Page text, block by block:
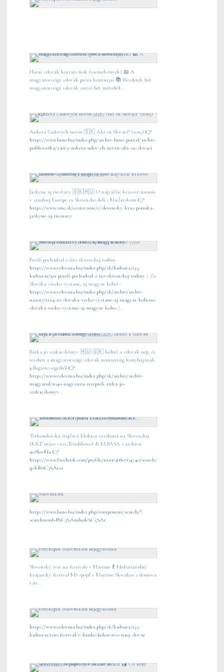
Hazai szlovák kortárs írók (szemelvények) 📖 A
magyarországi szlovák próza kontúrjai 📚 Részletek hét
magyarországi szlovák szerző hét művéből...
Anketa Ľudových novín 🇸🇰 Akí sú Slováci? (2015) 👉
https://www.luno.hu/index.php/archiv-luno-portal/archiv-
publicistika/23063-anketa-udov-ch-novin-aki-su-slovaci
Jaskyne aj tiesňavy 🇸🇰🇭🇺 O najväčšie krasové územie
v strednej Európe sa Slovensko delí s Maďarskom 👉
https://www.sme.sk/cestovanie/c/slovensky-kras-ponuka-
jaskyne-aj-tiesnavy
Petőfi pochádzal z číro slovenskej rodiny -
https://www.oslovma.hu/index.php/sk/kultura/155-
kultura1/921-petofi-pochadzal-z-iro-slovenskej-rodiny / Zo
Slováka všecko vystane, aj magyar költő -
https://www.oslovma.hu/index.php/sk/archiv/archiv-
nazory/1224-zo-slovaka-vecko-vystane-aj-magyar-koltozo-
slovaka-vecko-vystane-aj-magyar-kolto /...
Ritka jó szakácskönyv 🇭🇺 🇸🇰 Ízelítő a szlovák nép, és
részben a magyarországi szlovák nemzetiség konyhájának
jellegzetességeiből 👉
https://www.oslovma.hu/index.php/sk/archiv/archiv-
magyarul/1040-nagyszeru-receptek-ritka-jo-
szakacskonyv...
Tótkomlóšska štipľavá klobása vyrábaná na Slovensku
(K&T mäso s.r.o.,Tešedíkovo) & KLBÁSA z archívu
#oSlovMa 👉
https://www.facebook.com/profile/100063680764740/search/?
q=klb%C3%A1sa
https://www.luno.hu/index.php/component/search/?
searchword=B%C3%A1nhede%C5%A1
Slovenský svet na festivale v Martine 💃 Medzinárodný
krajanský festival MS spojil v Martine Slovákov z domova
i zo...
https://www.oslovma.hu/index.php/sk/kultura/155-
kultura1/1210-festival-v-banke-bohatstvo-naej-slovae